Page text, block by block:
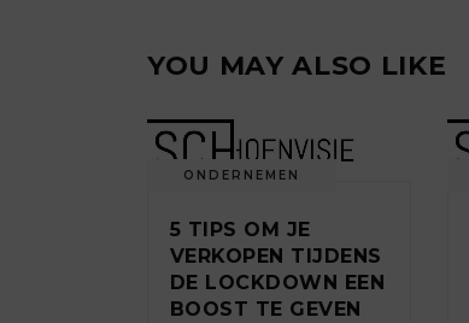
YOU MAY ALSO LIKE
ONDERNEMEN
5 TIPS OM JE
VERKOPEN TIJDENS
DE LOCKDOWN EEN
BOOST TE GEVEN